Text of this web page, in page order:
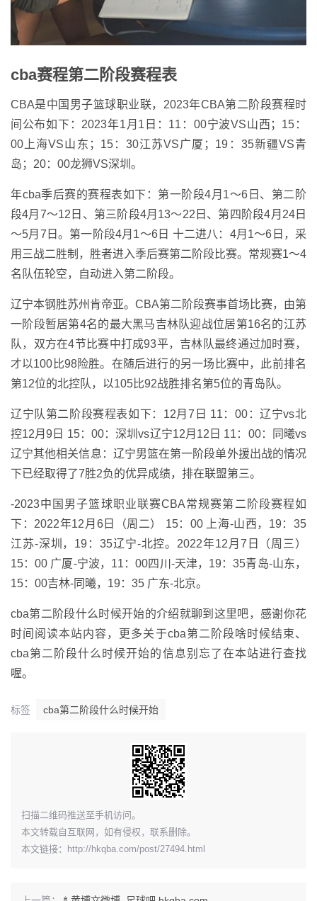
cba赛程第二阶段赛程表
CBA是中国男子篮球职业联，2023年CBA第二阶段赛程时
间公布如下：2023年1月1日：11：00宁波VS山西；15：
00上海VS山东；15：30江苏VS广厦；19：35新疆VS青
岛；20：00龙狮VS深圳。
年cba季后赛的赛程表如下：第一阶段4月1～6日、第二阶
段4月7～12日、第三阶段4月13～22日、第四阶段4月24日
～5月7日。第一阶段4月1～6日 十二进八：4月1～6日，采
用三战二胜制，胜者进入季后赛第二阶段比赛。常规赛1～4
名队伍轮空，自动进入第二阶段。
辽宁本钢胜苏州肯帝亚。CBA第二阶段赛事首场比赛，由第
一阶段暂居第4名的最大黑马吉林队迎战位居第16名的江苏
队，双方在4节比赛中打成93平，吉林队最终通过加时赛，
才以100比98险胜。在随后进行的另一场比赛中，此前排名
第12位的北控队，以105比92战胜排名第5位的青岛队。
辽宁队第二阶段赛程表如下：12月7日 11：00：辽宁vs北
控12月9日 15：00：深圳vs辽宁12月12日 11：00：同曦vs
辽宁其他相关信息：辽宁男篮在第一阶段单外援出战的情况
下已经取得了7胜2负的优异成绩，排在联盟第三。
-2023中国男子篮球职业联赛CBA常规赛第二阶段赛程如
下：2022年12月6日（周二） 15：00 上海-山西，19：35
江苏-深圳，19：35辽宁-北控。2022年12月7日（周三）
15：00 广厦-宁波，11：00四川-天津，19：35青岛-山东，
15：00吉林-同曦，19：35 广东-北京。
cba第二阶段什么时候开始的介绍就聊到这里吧，感谢你花
时间阅读本站内容，更多关于cba第二阶段啥时候结束、
cba第二阶段什么时候开始的信息别忘了在本站进行查找
喔。
标签 cba第二阶段什么时候开始
​扫描二维码推送至手机访问。
本文转载自互联网，如有侵权，联系删除。
本文链接： http://hkqba.com/post/27494.html